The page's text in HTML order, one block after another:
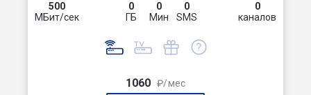
500
МБит/сек
0
ГБ
0
Мин
0
SMS
0
каналов
1060 ₽/мес